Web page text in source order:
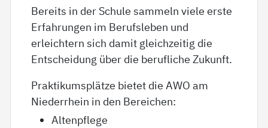
Bereits in der Schule sammeln viele erste
Erfahrungen im Berufsleben und
erleichtern sich damit gleichzeitig die
Entscheidung über die berufliche Zukunft.
Praktikumsplätze bietet die AWO am
Niederrhein in den Bereichen:
Altenpflege